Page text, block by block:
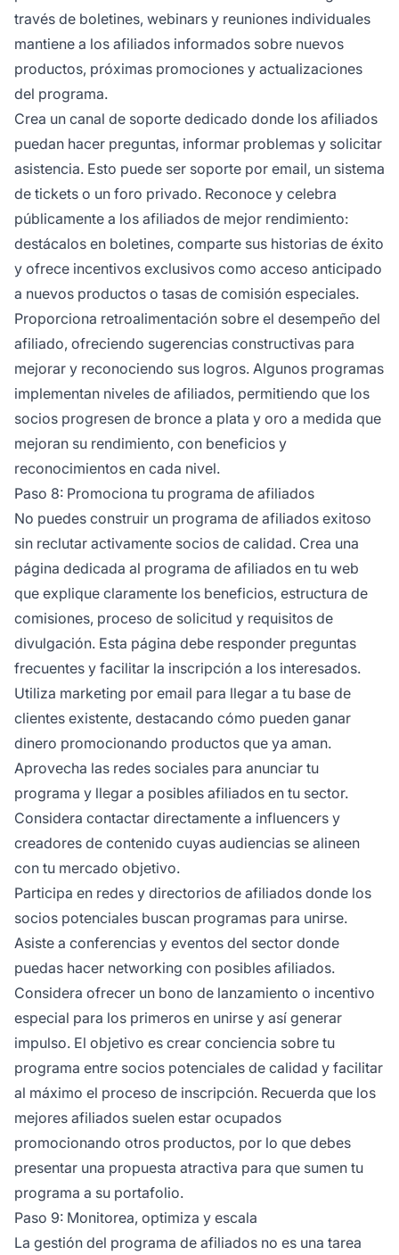
través de boletines, webinars y reuniones individuales
mantiene a los afiliados informados sobre nuevos
productos, próximas promociones y actualizaciones
del programa.
Crea un canal de soporte dedicado donde los afiliados
puedan hacer preguntas, informar problemas y solicitar
asistencia. Esto puede ser soporte por email, un sistema
de tickets o un foro privado. Reconoce y celebra
públicamente a los afiliados de mejor rendimiento:
destácalos en boletines, comparte sus historias de éxito
y ofrece incentivos exclusivos como acceso anticipado
a nuevos productos o tasas de comisión especiales.
Proporciona retroalimentación sobre el desempeño del
afiliado, ofreciendo sugerencias constructivas para
mejorar y reconociendo sus logros. Algunos programas
implementan niveles de afiliados, permitiendo que los
socios progresen de bronce a plata y oro a medida que
mejoran su rendimiento, con beneficios y
reconocimientos en cada nivel.
Paso 8: Promociona tu programa de afiliados
No puedes construir un programa de afiliados exitoso
sin reclutar activamente socios de calidad. Crea una
página dedicada al programa de afiliados en tu web
que explique claramente los beneficios, estructura de
comisiones, proceso de solicitud y requisitos de
divulgación. Esta página debe responder preguntas
frecuentes y facilitar la inscripción a los interesados.
Utiliza marketing por email para llegar a tu base de
clientes existente, destacando cómo pueden ganar
dinero promocionando productos que ya aman.
Aprovecha las redes sociales para anunciar tu
programa y llegar a posibles afiliados en tu sector.
Considera contactar directamente a influencers y
creadores de contenido cuyas audiencias se alineen
con tu mercado objetivo.
Participa en redes y directorios de afiliados donde los
socios potenciales buscan programas para unirse.
Asiste a conferencias y eventos del sector donde
puedas hacer networking con posibles afiliados.
Considera ofrecer un bono de lanzamiento o incentivo
especial para los primeros en unirse y así generar
impulso. El objetivo es crear conciencia sobre tu
programa entre socios potenciales de calidad y facilitar
al máximo el proceso de inscripción. Recuerda que los
mejores afiliados suelen estar ocupados
promocionando otros productos, por lo que debes
presentar una propuesta atractiva para que sumen tu
programa a su portafolio.
Paso 9: Monitorea, optimiza y escala
La gestión del programa de afiliados no es una tarea